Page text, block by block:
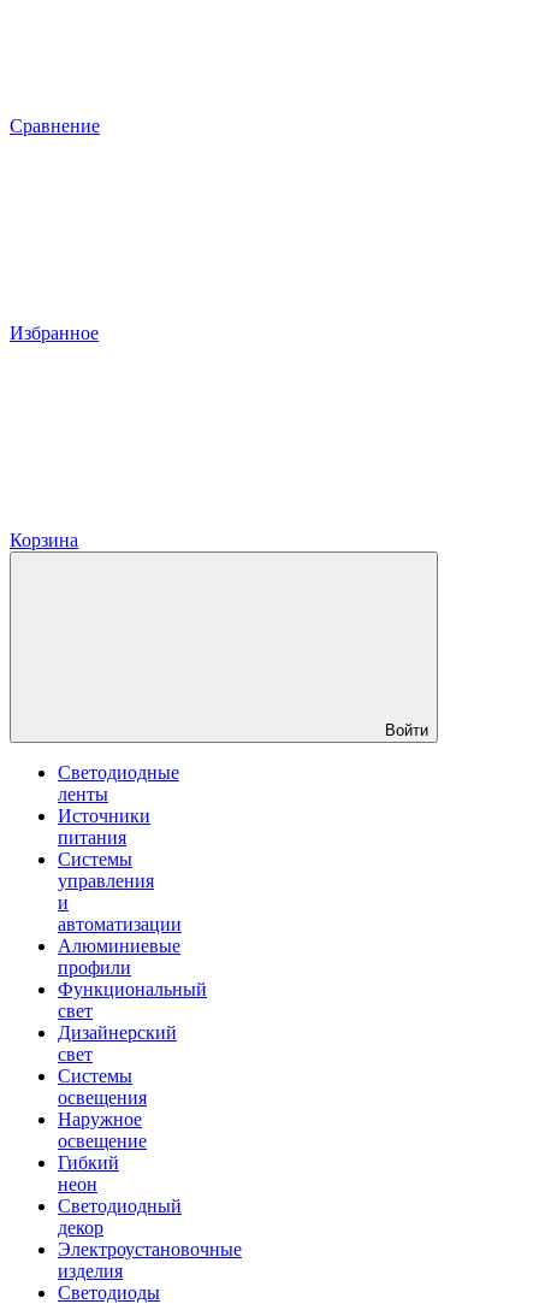
Сравнение
Избранное
Корзина
Войти
Светодиодные
ленты
Источники
питания
Системы
управления
и
автоматизации
Алюминиевые
профили
Функциональный
свет
Дизайнерский
свет
Системы
освещения
Наружное
освещение
Гибкий
неон
Светодиодный
декор
Электроустановочные
изделия
Светодиоды